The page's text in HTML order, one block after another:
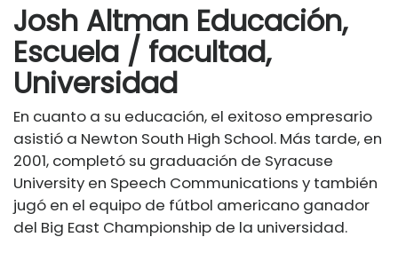
Josh Altman Educación,
Escuela / facultad,
Universidad
En cuanto a su educación, el exitoso empresario
asistió a Newton South High School. Más tarde, en
2001, completó su graduación de Syracuse
University en Speech Communications y también
jugó en el equipo de fútbol americano ganador
del Big East Championship de la universidad.